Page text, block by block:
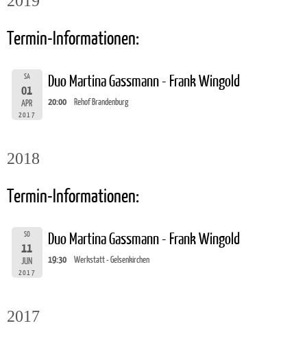
Termin-Informationen:
SA
01
APR
2017
Duo Martina Gassmann - Frank Wingold
20:00 Rehof Brandenburg
2018
Termin-Informationen:
SO
11
JUN
2017
Duo Martina Gassmann - Frank Wingold
19:30 Werkstatt - Gelsenkirchen
2017